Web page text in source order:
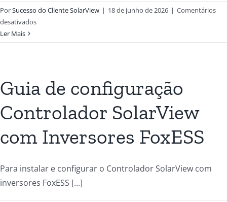
PorSucesso do Cliente SolarView | 18 de junho de 2026 | Comentários
desativados
Ler Mais
Guia de configuração
Controlador SolarView
com Inversores FoxESS
Para instalar e configurar o Controlador SolarView com
inversores FoxESS [...]